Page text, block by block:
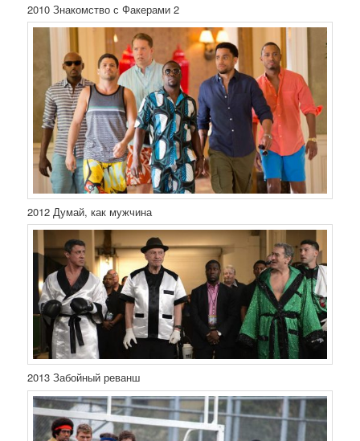
2010 Знакомство с Факерами 2
2012 Думай, как мужчина
2013 Забойный реванш